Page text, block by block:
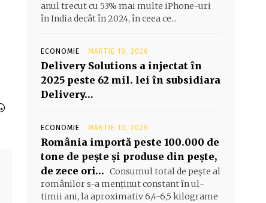
anul trecut cu 53% mai multe iPhone-uri
în India decât în 2024, în ceea ce...
ECONOMIE MARTIE 10, 2026
Delivery Solutions a injectat în
2025 peste 62 mil. lei în subsidiara
Delivery…
ECONOMIE MARTIE 10, 2026
România importă peste 100.000 de
tone de peşte şi produse din peşte,
de zece ori… Consumul total de peşte al
ro­mâ­nilor s-a menţinut constant în ul­
timii ani, la aproximativ 6,4-6,5 ki­lograme